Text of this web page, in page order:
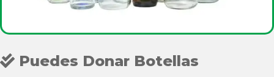
Puedes Donar Botellas